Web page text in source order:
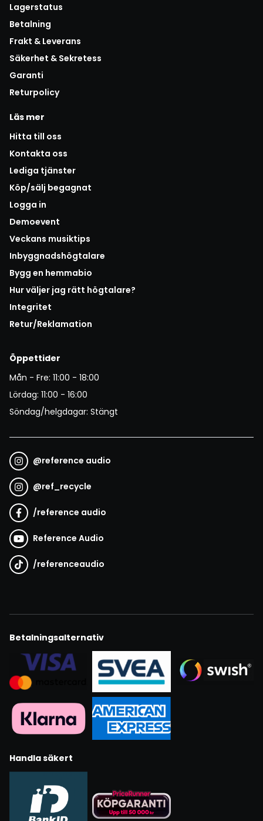
Lagerstatus
Betalning
Frakt & Leverans
Säkerhet & Sekretess
Garanti
Returpolicy
Läs mer
Hitta till oss
Kontakta oss
Lediga tjänster
Köp/sälj begagnat
Logga in
Demoevent
Veckans musiktips
Inbyggnadshögtalare
Bygg en hemmabio
Hur väljer jag rätt högtalare?
Integritet
Retur/Reklamation
Öppettider
Mån - Fre: 11:00 - 18:00
Lördag: 11:00 - 16:00
Söndag/helgdagar: Stängt
@reference audio
@ref_recycle
/reference audio
Reference Audio
/referenceaudio
Betalningsalternativ
Handla säkert